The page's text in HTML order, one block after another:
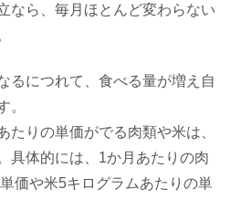
なら、毎月ほとんど変わらない
るにつれて、食べる量が増え自
。
たりの単価がでる肉類や米は、
具体的には、1か月あたりの肉
価や米5キログラムあたりの単